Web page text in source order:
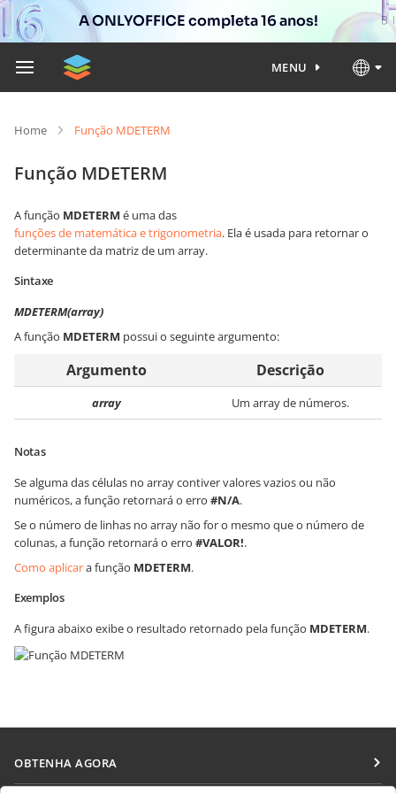
A ONLYOFFICE completa 16 anos!
MENU
Home Função MDETERM
Função MDETERM
A função MDETERM é uma das
funções de matemática e trigonometria. Ela é usada para retornar o
determinante da matriz de um array.
Sintaxe
MDETERM(array)
A função MDETERM possui o seguinte argumento:
Argumento Descrição
array Um array de números.
Notas
Se alguma das células no array contiver valores vazios ou não
numéricos, a função retornará o erro #N/A.
Se o número de linhas no array não for o mesmo que o número de
colunas, a função retornará o erro #VALOR!.
Como aplicara função MDETERM.
Exemplos
A figura abaixo exibe o resultado retornado pela função MDETERM.
OBTENHA AGORA